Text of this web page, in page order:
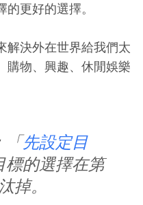
更好的選擇。
解決外在世界給我們太
購物、興趣、休閒娛樂
「先設定目
標的選擇在第
掉。